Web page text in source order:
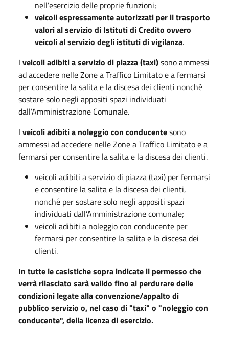
nell’esercizio delle proprie funzioni;
veicoli espressamente autorizzati per il trasporto
valori al servizio di Istituti di Credito ovvero
veicoli al servizio degli istituti di vigilanza.
I veicoli adibiti a servizio di piazza (taxi)sono ammessi
ad accedere nelle Zone a Traffico Limitato e a fermarsi
per consentire la salita e la discesa dei clienti nonché
sostare solo negli appositi spazi individuati
dall’Amministrazione Comunale.
I veicoli adibiti a noleggio con conducentesono
ammessi ad accedere nelle Zone a Traffico Limitato e a
fermarsi per consentire la salita e la discesa dei clienti.
veicoli adibiti a servizio di piazza (taxi) per fermarsi
e consentire la salita e la discesa dei clienti,
nonché per sostare solo negli appositi spazi
individuati dall’Amministrazione comunale;
veicoli adibiti a noleggio con conducente per
fermarsi per consentire la salita e la discesa dei
clienti.
In tutte le casistiche sopra indicate il permesso che
verrà rilasciato sarà valido fino al perdurare delle
condizioni legate alla convenzione/appalto di
pubblico servizio o, nel caso di "taxi" o "noleggio con
conducente", della licenza di esercizio.